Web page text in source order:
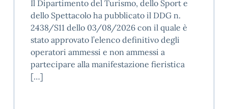
Il Dipartimento del Turismo, dello Sport e
dello Spettacolo ha pubblicato il DDG n.
2438/S11 dello 03/08/2026 con il quale è
stato approvato l’elenco definitivo degli
operatori ammessi e non ammessi a
partecipare alla manifestazione fieristica
[…]